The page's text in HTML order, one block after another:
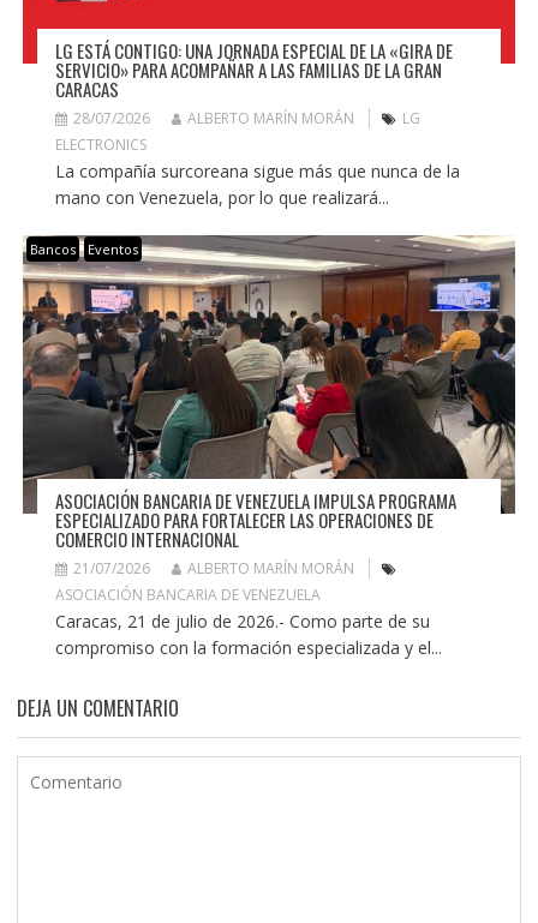
LG ESTÁ CONTIGO: UNA JORNADA ESPECIAL DE LA «GIRA DE
SERVICIO» PARA ACOMPAÑAR A LAS FAMILIAS DE LA GRAN
CARACAS
28/07/2026 ALBERTO MARÍN MORÁN
LG
ELECTRONICS
La compañía surcoreana sigue más que nunca de la
mano con Venezuela, por lo que realizará...
Bancos Eventos
ASOCIACIÓN BANCARIA DE VENEZUELA IMPULSA PROGRAMA
ESPECIALIZADO PARA FORTALECER LAS OPERACIONES DE
COMERCIO INTERNACIONAL
21/07/2026
ALBERTO MARÍN MORÁN
ASOCIACIÓN BANCARIA DE VENEZUELA
Caracas, 21 de julio de 2026.- Como parte de su
compromiso con la formación especializada y el...
DEJA UN COMENTARIO